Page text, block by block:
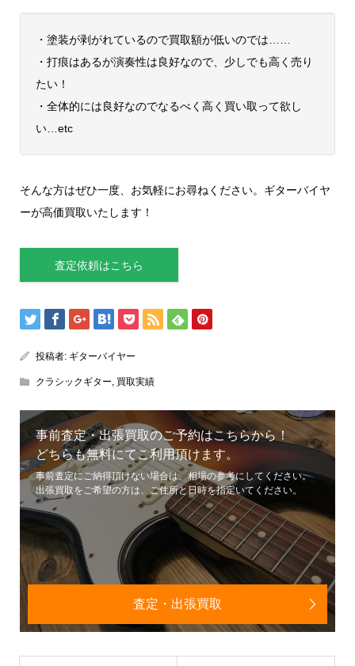
・塗装が剥がれているので買取額が低いのでは……
・打痕はあるが演奏性は良好なので、少しでも高く売り
たい！
・全体的には良好なのでなるべく高く買い取って欲し
い…etc
そんな方はぜひ一度、お気軽にお尋ねください。ギターバイヤ
ーが高価買取いたします！
査定依頼はこちら
投稿者: ギターバイヤー
クラシックギター, 買取実績
事前査定・出張買取のご予約はこちらから！
どちらも無料にてご利用頂けます。
事前査定にご納得頂けない場合は、相場の参考にしてください。
出張買取をご希望の方は、ご住所と日時を指定いてください。
査定・出張買取